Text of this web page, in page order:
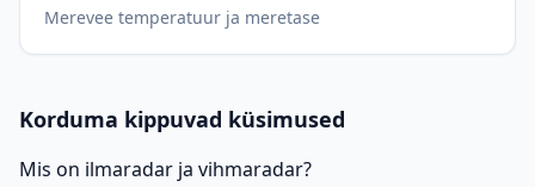
Merevee temperatuur ja meretase
Korduma kippuvad küsimused
Mis on ilmaradar ja vihmaradar?